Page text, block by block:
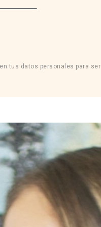
tus datos personales para ser